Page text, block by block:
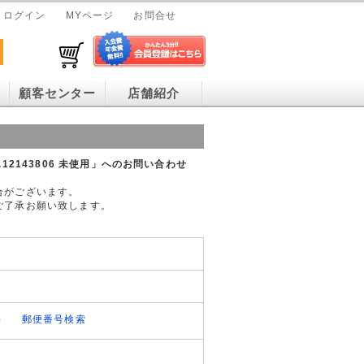
ログイン MYページ お問合せ
顧客センター 店舗紹介
未使用」へのお問い合わせ
ございます。
承お願い致します。
郵便番号検索